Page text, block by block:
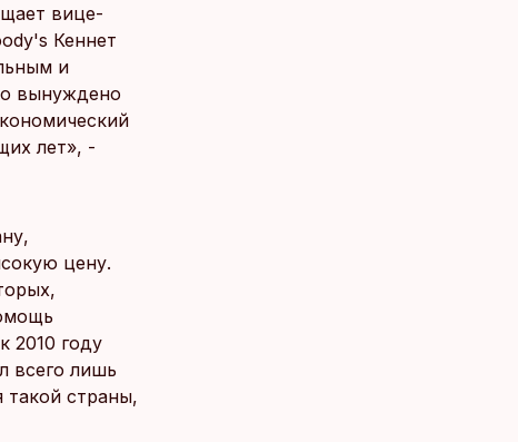
вице-
Кеннет
и
вынуждено
лет», -
цену.
2010 году
всего лишь
страны,